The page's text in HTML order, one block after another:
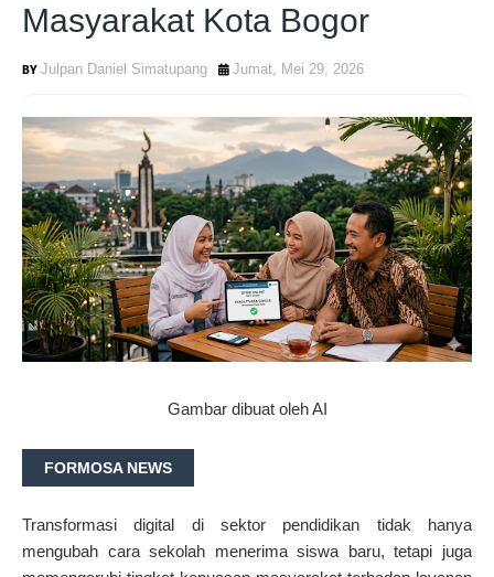
Masyarakat Kota Bogor
Julpan Daniel Simatupang Jumat, Mei 29, 2026
Gambar dibuat oleh AI
FORMOSA NEWS
Transformasi digital di sektor pendidikan tidak hanya
mengubah cara sekolah menerima siswa baru, tetapi juga